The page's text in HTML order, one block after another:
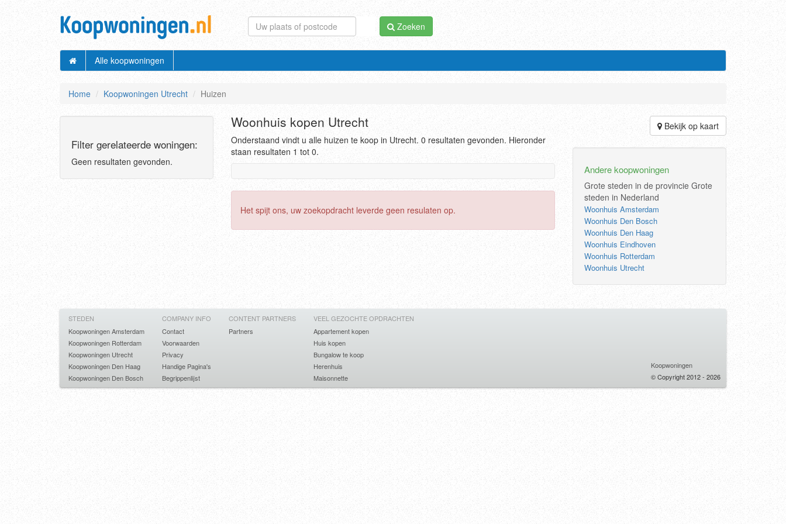
Zoeken
Alle koopwoningen
Home Koopwoningen Utrecht Huizen
Woonhuis kopen Utrecht
Onderstaand vindt u alle huizen te koop in Utrecht. 0 resultaten gevonden. Hieronder
staan resultaten 1 tot 0.
Het spijt ons, uw zoekopdracht leverde geen resulaten op.
Bekijk op kaart
Andere koopwoningen
Grote steden in de provincie Grote
steden in Nederland
Woonhuis Amsterdam
Woonhuis Den Bosch
Woonhuis Den Haag
Woonhuis Eindhoven
Woonhuis Rotterdam
Woonhuis Utrecht
Filter gerelateerde woningen:
Geen resultaten gevonden.
STEDEN
Koopwoningen Amsterdam
Koopwoningen Rotterdam
Koopwoningen Utrecht
Koopwoningen Den Haag
Koopwoningen Den Bosch
COMPANY INFO
Contact
Voorwaarden
Privacy
Handige Pagina's
Begrippenlijst
CONTENT PARTNERS
Partners
VEEL GEZOCHTE OPDRACHTEN
Appartement kopen
Huis kopen
Bungalow te koop
Herenhuis
Maisonnette
Koopwoningen
© Copyright 2012 - 2026